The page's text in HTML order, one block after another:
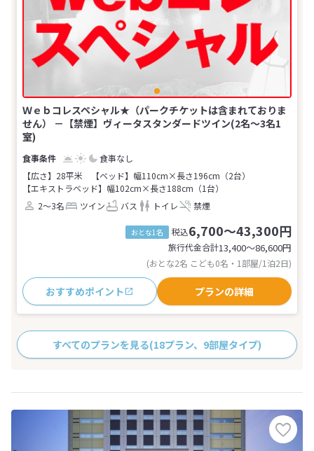
Ｗｅｂコレスペシャル★（パークチケットは含まれておりま
せん） －【禁煙】ヴィータスタンダードツイン(2名～3名1
室)
食事なし
【広さ】28平米
【ベッド】幅110cm×長さ196cm（2台）
【エキストラベッド】幅102cm×長さ188cm（1台）
2～3名
ツイン バス トイレ 禁煙
おとな1名 税込6,700～43,300円
旅行代金合計13,400〜86,600円
(おとな2名 こども0名・1部屋/1泊2日)
おすすめポイント プランの詳細
すべてのプランを見る(18プラン、9部屋タイプ)